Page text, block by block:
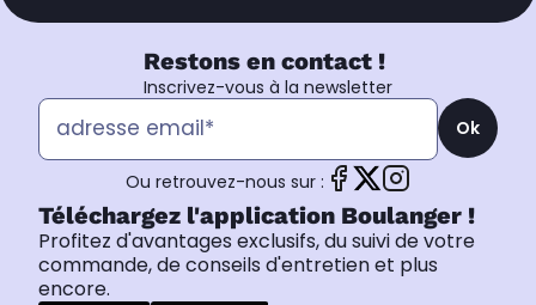
Restons en contact !
Inscrivez-vous à la newsletter
Ok
Ou retrouvez-nous sur :
Téléchargez l'application Boulanger !
Profitez d'avantages exclusifs, du suivi de votre
commande, de conseils d'entretien et plus
encore.